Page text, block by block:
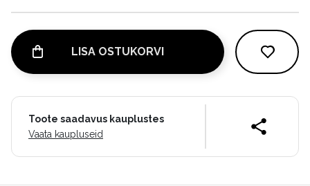
LISA OSTUKORVI
Toote saadavus kauplustes
Vaata kaupluseid